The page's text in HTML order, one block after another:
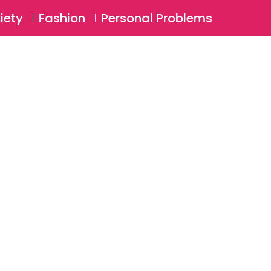
Login ⚲
Fashion Personal Problems